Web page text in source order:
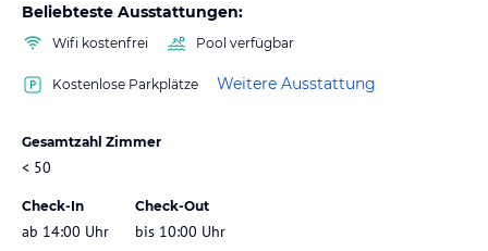
Beliebteste Ausstattungen:
Wifi kostenfrei Pool verfügbar
Kostenlose Parkplätze Weitere Ausstattung
Gesamtzahl Zimmer
< 50
Check-In
ab 14:00 Uhr
Check-Out
bis 10:00 Uhr